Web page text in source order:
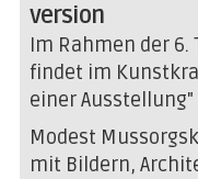
version
Im Rahmen der
findet im
einer
Modest
mit Bildern,